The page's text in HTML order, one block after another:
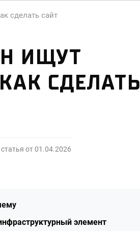
сделать сайт
ИЩУТ
СДЕЛАТЬ
статья от01.04.2026
элемент